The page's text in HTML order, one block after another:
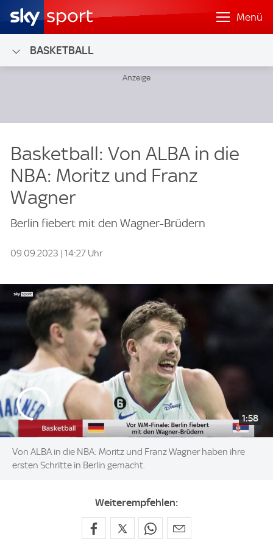
Menü
BASKETBALL
Basketball: Von ALBA in die
NBA: Moritz und Franz
Wagner
Berlin fiebert mit den Wagner-Brüdern
09.09.2023 | 14:27 Uhr
1:58
Von ALBA in die NBA: Moritz und Franz Wagner haben ihre
ersten Schritte in Berlin gemacht.
Weiterempfehlen: